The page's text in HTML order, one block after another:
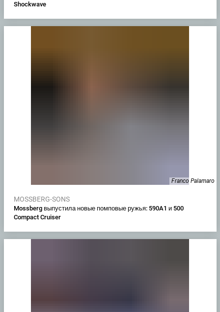
Shockwave
Franco Palamaro
MOSSBERG-SONS
Mossberg выпустила новые помповые ружья: 590A1 и 500
Compact Cruiser